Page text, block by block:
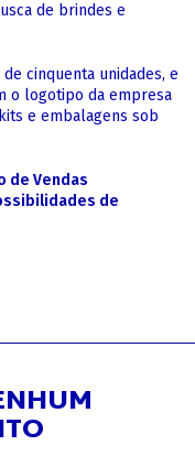
de brindes e
cinquenta unidades, e
o logotipo da empresa
e embalagens sob
de Vendas
de